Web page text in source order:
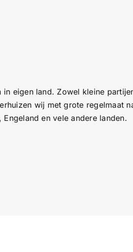
eigen land. Zowel kleine
wij met grote regelmaat
en vele andere landen.